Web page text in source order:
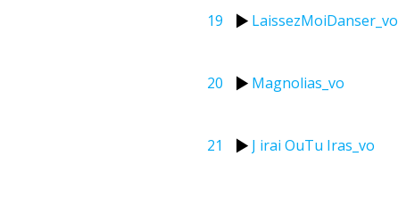
19 LaissezMoiDanser_vo
20 Magnolias_vo
21 J irai OuTu Iras_vo